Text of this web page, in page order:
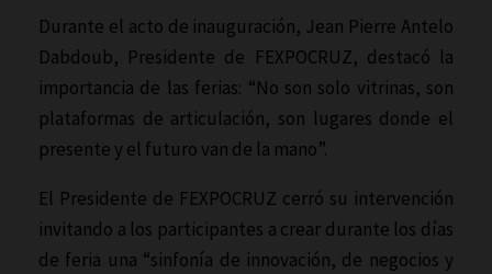
Durante el acto de inauguración, Jean Pierre Antelo
Dabdoub, Presidente de FEXPOCRUZ, destacó la
importancia de las ferias: “No son solo vitrinas, son
plataformas de articulación, son lugares donde el
presente y el futuro van de la mano”.
El Presidente de FEXPOCRUZ cerró su intervención
invitando a los participantes a crear durante los días
de feria una “sinfonía de innovación, de negocios y